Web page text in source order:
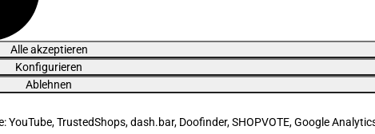
Alle akzeptieren
Konfigurieren
Ablehnen
TrustedShops, dash.bar, Doofinder, SHOPVOTE, Google